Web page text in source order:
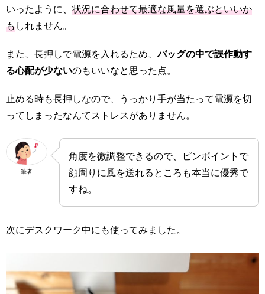
いったように、 状況に合わせて最適な風量を選ぶといいか
もしれません。
また、長押しで電源を入れるため、バッグの中で誤作動す
る心配が少ないのもいいなと思った点。
止める時も長押しなので、うっかり手が当たって電源を切
ってしまったなんてストレスがありません。
筆者
角度を微調整できるので、ピンポイントで
顔周りに風を送れるところも本当に優秀で
すね。
次にデスクワーク中にも使ってみました。